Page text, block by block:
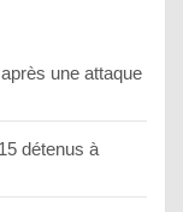
une attaque
détenus à